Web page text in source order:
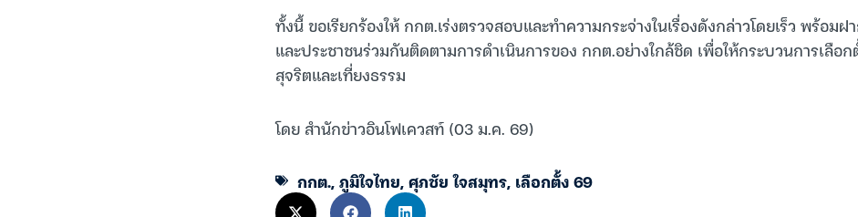
ทั้งนี้ ขอเรียกร้องให้ กกต.เร่งตรวจสอบและทำความกระจ่างในเรื่องดังกล่าวโดยเร็ว พร้อม
และประชาชนร่วมกันติดตามการดำเนินการของ กกต.อย่างใกล้ชิด เพื่อให้กระบวนการเลือก
สุจริตและเที่ยงธรรม
โดย สำนักข่าวอินโฟเควสท์ (03 ม.ค. 69)
กกต.,ภูมิใจไทย,ศุภชัย ใจสมุทร, เลือกตั้ง 69